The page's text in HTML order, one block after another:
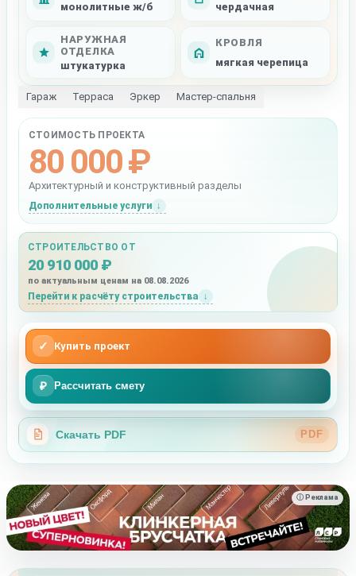
монолитные ж/б
чердачная
НАРУЖНАЯ
ОТДЕЛКА
штукатурка
КРОВЛЯ
мягкая черепица
Гараж Терраса Эркер Мастер-спальня
СТОИМОСТЬ ПРОЕКТА
80 000 ₽
Архитектурный и конструктивный разделы
Дополнительные услуги
СТРОИТЕЛЬСТВО ОТ
20 910 000 ₽
по актуальным ценам на 08.08.2026
Перейти к расчёту строительства
✓ Купить проект
₽ Рассчитать смету
Скачать PDF PDF
ⓘ Реклама